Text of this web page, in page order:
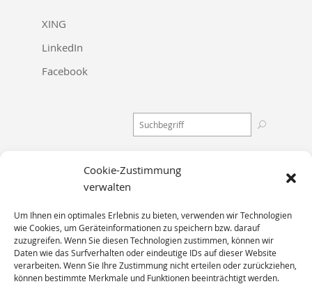
Cookie-Zustimmung
verwalten
Um Ihnen ein optimales Erlebnis zu bieten, verwenden wir Technologien
wie Cookies, um Geräteinformationen zu speichern bzw. darauf
zuzugreifen. Wenn Sie diesen Technologien zustimmen, können wir
Daten wie das Surfverhalten oder eindeutige IDs auf dieser Website
verarbeiten. Wenn Sie Ihre Zustimmung nicht erteilen oder zurückziehen,
können bestimmte Merkmale und Funktionen beeinträchtigt werden.
XING
LinkedIn
Facebook
Stadtbahnstraße 114
22391 Hamburg
Telefon 040 / 63 64 64 – 0
E-Mail:mailbox@)vonbelow.de